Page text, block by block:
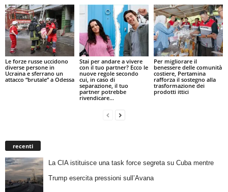
Le forze russe uccidono
diverse persone in
Ucraina e sferrano un
attacco “brutale” a Odessa
Stai per andare a vivere
con il tuo partner? Ecco le
nuove regole secondo
cui, in caso di
separazione, il tuo
partner potrebbe
rivendicare...
Per migliorare il
benessere delle comunità
costiere, Pertamina
rafforza il sostegno alla
trasformazione dei
prodotti ittici
recenti
La CIA istituisce una task force segreta su Cuba mentre
Trump esercita pressioni sull’Avana